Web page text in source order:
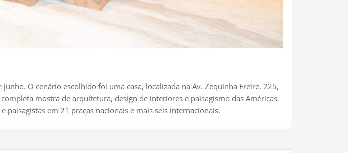
O cenário escolhido foi uma casa, localizada na Av. Zequinha Freire, 225,
mostra de arquitetura, design de interiores e paisagismo das Américas.
em 21 praças nacionais e mais seis internacionais.